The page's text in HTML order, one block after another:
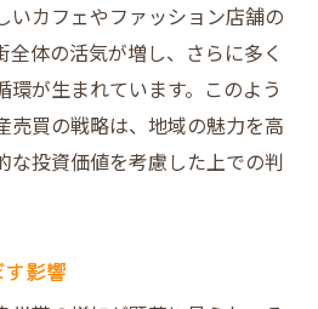
いカフェやファッション店舗の
体の活気が増し、さらに多く
環が生まれています。このよう
売買の戦略は、地域の魅力を高
な投資価値を考慮した上での判
影響